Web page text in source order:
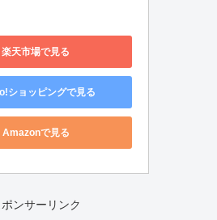
楽天市場で見る
ショッピングで見る
Amazonで見る
ポンサーリンク